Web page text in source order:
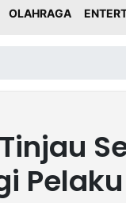
OLAHRAGA